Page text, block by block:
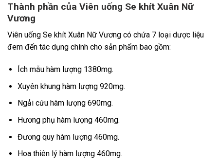
Thành phần của Viên uống Se khít Xuân Nữ
Vương
Viên uống Se khít Xuân Nữ Vương có chứa 7 loại dược liệu
đem đến tác dụng chính cho sản phẩm bao gồm:
Ích mẫu hàm lượng 1380mg.
Xuyên khung hàm lượng 920mg.
Ngải cứu hàm lượng 690mg.
Hương phụ hàm lượng 460mg.
Đương quy hàm lượng 460mg.
Hoa thiên lý hàm lượng 460mg.